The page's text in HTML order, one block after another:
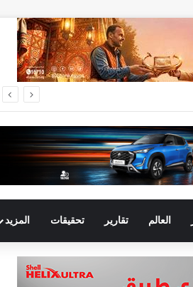
العالم تقارير تحقيقات المزيد